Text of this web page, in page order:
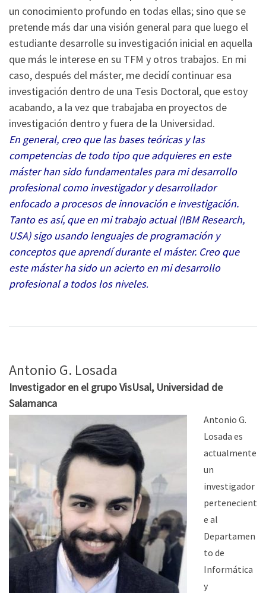
un conocimiento profundo en todas ellas; sino que se
pretende más dar una visión general para que luego el
estudiante desarrolle su investigación inicial en aquella
que más le interese en su TFM y otros trabajos. En mi
caso, después del máster, me decidí continuar esa
investigación dentro de una Tesis Doctoral, que estoy
acabando, a la vez que trabajaba en proyectos de
investigación dentro y fuera de la Universidad.
En general, creo que las bases teóricas y las
competencias de todo tipo que adquieres en este
máster han sido fundamentales para mi desarrollo
profesional como investigador y desarrollador
enfocado a procesos de innovación e investigación.
Tanto es así, que en mi trabajo actual (IBM Research,
USA) sigo usando lenguajes de programación y
conceptos que aprendí durante el máster. Creo que
este máster ha sido un acierto en mi desarrollo
profesional a todos los niveles.
Antonio G. Losada
Investigador en el grupo VisUsal, Universidad de
Salamanca
Antonio G.
Losada es
actualmente
un
investigador
pertenecient
e al
Departamen
to de
Informática
y